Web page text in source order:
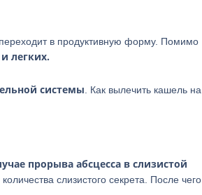
в продуктивную форму. Помимо
легких.
системы . Как вылечить кашель на
прорыва абсцесса в слизистой
слизистого секрета. После чего